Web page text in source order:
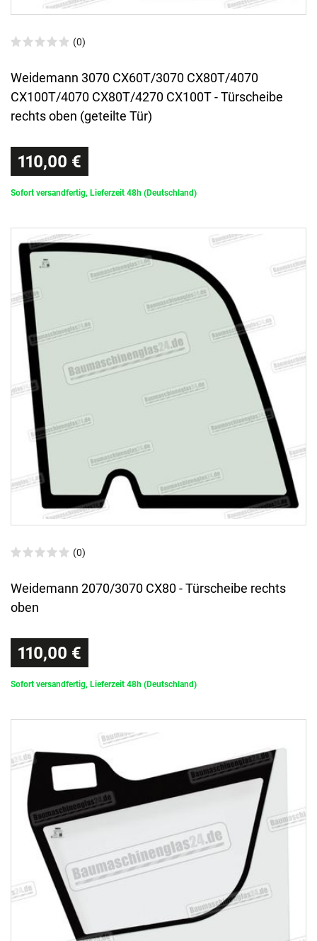
(0)
Weidemann 3070 CX60T/3070 CX80T/4070
CX100T/4070 CX80T/4270 CX100T - Türscheibe
rechts oben (geteilte Tür)
110,00 €
Sofort versandfertig, Lieferzeit 48h (Deutschland)
(0)
Weidemann 2070/3070 CX80 - Türscheibe rechts
oben
110,00 €
Sofort versandfertig, Lieferzeit 48h (Deutschland)